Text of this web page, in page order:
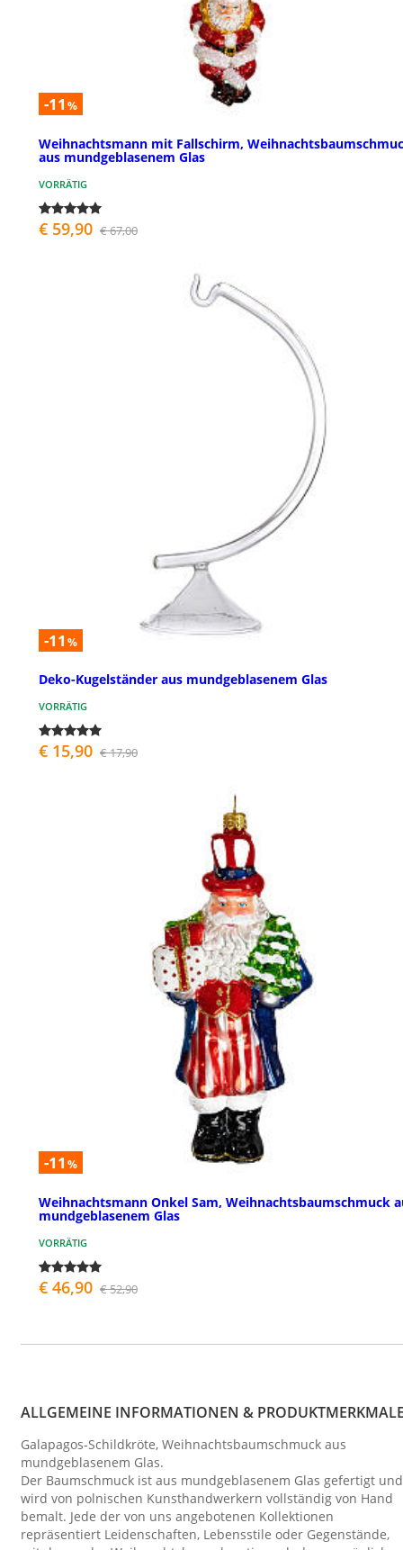
-11 %
Weihnachtsmann mit Fallschirm,
aus mundgeblasenem Glas
VORRÄTIG
€ 59,90 € 67,00
-11 %
Deko-Kugelständer aus mundgeblasenem Glas
VORRÄTIG
€ 15,90 € 17,90
-11 %
Weihnachtsmann Onkel Sam, Weihnachtsbaumschmuck
mundgeblasenem Glas
VORRÄTIG
€ 46,90 € 52,90
ALLGEMEINE INFORMATIONEN &
Galapagos-Schildkröte, Weihnachtsbaumschmuck aus
mundgeblasenem Glas.
Der Baumschmuck ist aus mundgeblasenem Glas gefertigt und
wird von polnischen Kunsthandwerkern vollständig von Hand
bemalt. Jede der von uns angebotenen Kollektionen
repräsentiert Leidenschaften, Lebensstile oder Gegenstände,